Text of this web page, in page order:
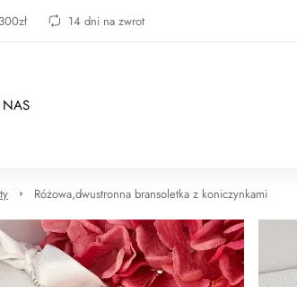
14 dni na zwrot
Różowa,dwustronna bransoletka z koniczynkami